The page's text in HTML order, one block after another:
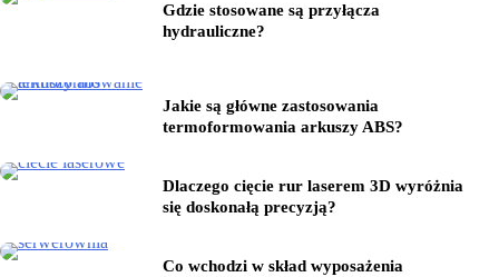
Gdzie stosowane są przyłącza
hydrauliczne?
Jakie są główne zastosowania
termoformowania arkuszy ABS?
Dlaczego cięcie rur laserem 3D wyróżnia
się doskonałą precyzją?
Co wchodzi w skład wyposażenia